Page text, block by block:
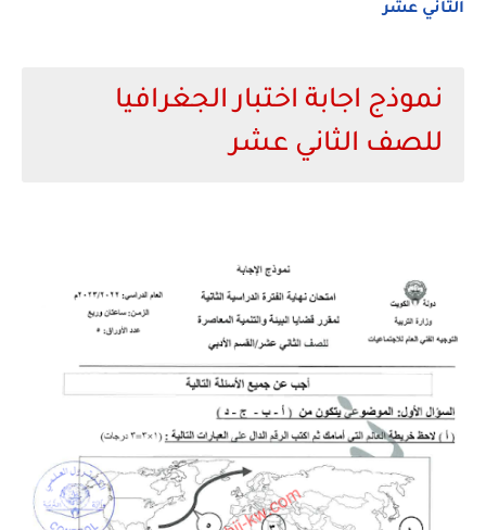
الثاني عشر
نموذج اجابة اختبار الجغرافيا
للصف الثاني عشر